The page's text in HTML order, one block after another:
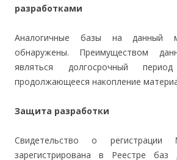
разработками
Аналогичные базы на данный
обнаружены. Преимуществом
являться долгосрочный
продолжающееся накопление
Защита разработки
Свидетельство о
зарегистрирована в Реестре баз